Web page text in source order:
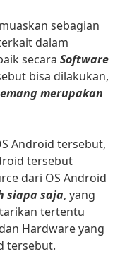
sebagian
dalam
secara Software
bisa dilakukan,
merupakan
Android tersebut,
tersebut
dari OS Android
siapa saja, yang
tertentu
Hardware yang
tersebut.